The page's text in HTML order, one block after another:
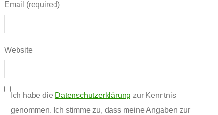
Email (required)
Website
Ich habe die Datenschutzerklärung zur Kenntnis
genommen. Ich stimme zu, dass meine Angaben zur